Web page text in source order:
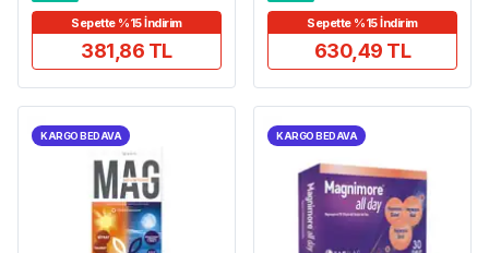
Sepette %15 İndirim
381,86 TL
Sepette %15 İndirim
630,49 TL
KARGO BEDAVA KARGO BEDAVA